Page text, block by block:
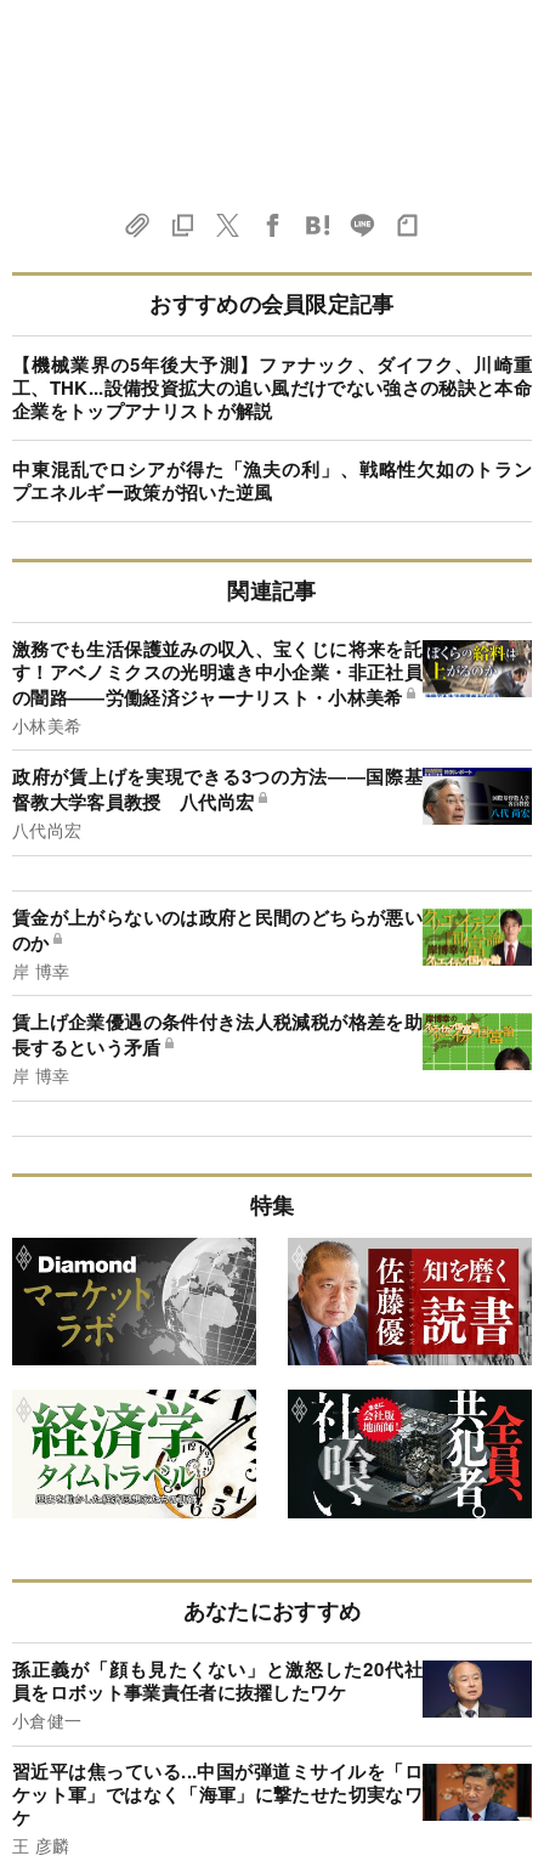
おすすめの会員限定記事
【機械業界の5年後大予測】ファナック、ダイフク、川崎重
工、THK...設備投資拡大の追い風だけでない強さの秘訣と本命
企業をトップアナリストが解説
中東混乱でロシアが得た「漁夫の利」、戦略性欠如のトラン
プエネルギー政策が招いた逆風
関連記事
激務でも生活保護並みの収入、宝くじに将来を託
す！アベノミクスの光明遠き中小企業・非正社員
の闇路――労働経済ジャーナリスト・小林美希
小林美希
政府が賃上げを実現できる3つの方法――国際基
督教大学客員教授 八代尚宏
八代尚宏
賃金が上がらないのは政府と民間のどちらが悪い
のか
岸 博幸
賃上げ企業優遇の条件付き法人税減税が格差を助
長するという矛盾
岸 博幸
特集
あなたにおすすめ
孫正義が「顔も見たくない」と激怒した20代社
員をロボット事業責任者に抜擢したワケ
小倉健一
習近平は焦っている...中国が弾道ミサイルを「ロ
ケット軍」ではなく「海軍」に撃たせた切実なワ
ケ
王 彦麟